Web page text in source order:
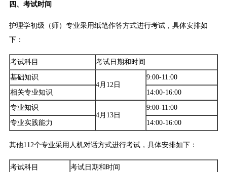
四、考试时间
护理学初级（师）专业采用纸笔作答方式进行考试，具体安排如
下：
考试科目
考试日期和时间
基础知识
4月12日
9:00-11:00
相关专业知识
14:00-16:00
专业知识
4月13日
9:00-11:00
专业实践能力
14:00-16:00
其他112个专业采用人机对话方式进行考试，具体安排如下：
考试科目
考试日期和时间